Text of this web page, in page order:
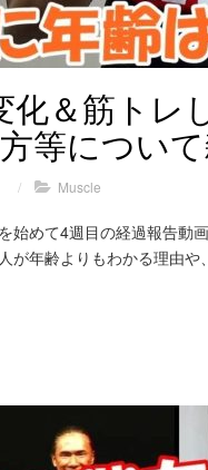
化＆筋トレ
等につい
/ Muscle
始めて4週目の経過報告動
が年齢よりもわかる理由